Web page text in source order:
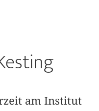
am Institut